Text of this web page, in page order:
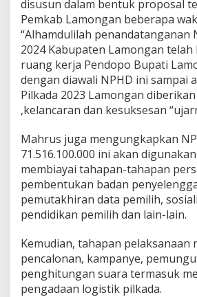
disusun dalam bentuk proposal
Pemkab Lamongan beberapa
“Alhamdulilah penandatanganan
2024 Kabupaten Lamongan
ruang kerja Pendopo Bupati
dengan diawali NPHD ini sampai
Pilkada 2023 Lamongan
,kelancaran dan kesuksesan
Mahrus juga mengungkapkan
71.516.100.000 ini akan
membiayai tahapan-tahapan
pembentukan badan
pemutakhiran data pemilih,
pendidikan pemilih dan lain-lain.
Kemudian, tahapan pelaksanaan
pencalonan, kampanye,
penghitungan suara termasuk
pengadaan logistik pilkada.